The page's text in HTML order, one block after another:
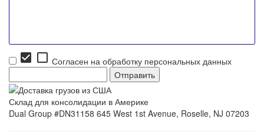
check_box check_box_outline_blank Согласен на обработку персональных данных
Склад для консолидации в Америке
Dual Group #DN31158 645 West 1st Avenue, Roselle, NJ 07203